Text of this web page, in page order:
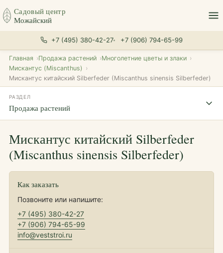
Садовый центр
Можайский
+7 (495) 380-42-27 +7 (906) 794-65-99
Главная Продажа растений
Многолетние цветы и злаки
Мискантус (Miscanthus)
Мискантус китайский Silberfeder (Miscanthus sinensis Silberfeder)
РАЗДЕЛ
Продажа растений
Мискантус китайский Silberfeder
(Miscanthus sinensis Silberfeder)
Как заказать
Позвоните или напишите:
+7 (495) 380-42-27
+7 (906) 794-65-99
info@veststroi.ru